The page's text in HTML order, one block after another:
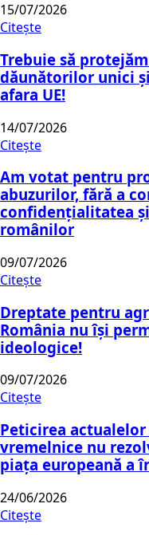
15/07/2026
Citește
Trebuie să
dăunătorilor unici
afara UE!
14/07/2026
Citește
Am votat pentru
abuzurilor, fără a
confidențialitatea
românilor
09/07/2026
Citește
Dreptate pentru
România nu își
ideologice!
09/07/2026
Citește
Peticirea
vremelnice nu
piața europeană a
24/06/2026
Citește